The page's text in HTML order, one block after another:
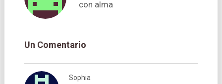
con alma
Un Comentario
Sophia